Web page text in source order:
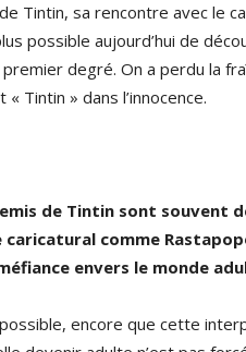
Tintin, sa rencontre avec le
possible aujourd’hui de
degré. On a perdu la
« Tintin » dans l’innocence.
de Tintin sont souvent
caricatural comme
envers le monde
possible, encore que cette